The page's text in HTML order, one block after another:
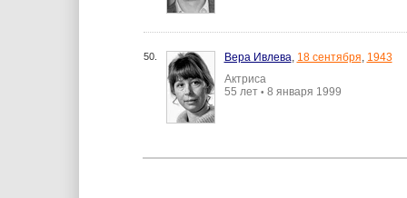
50. Вера Ивлева, 18 сентября, 1943
Актриса
55 лет • 8 января 1999